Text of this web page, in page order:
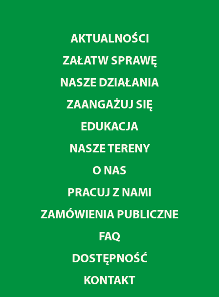
AKTUALNOŚCI
ZAŁATW SPRAWĘ
NASZE DZIAŁANIA
ZAANGAŻUJ SIĘ
EDUKACJA
NASZE TERENY
O NAS
PRACUJ Z NAMI
ZAMÓWIENIA PUBLICZNE
FAQ
DOSTĘPNOŚĆ
KONTAKT